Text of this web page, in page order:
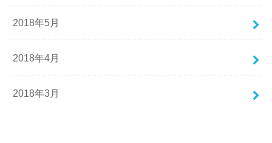
2018年5月
2018年4月
2018年3月